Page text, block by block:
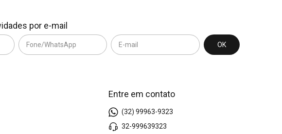
por e-mail
Entre em contato
(32) 99963-9323
32-999639323